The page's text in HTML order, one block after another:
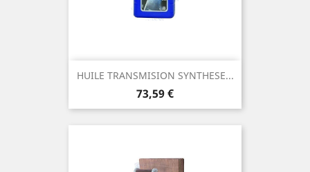
HUILE TRANSMISION SYNTHESE...
Prix
73,59 €